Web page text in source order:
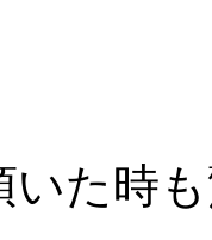
いた時